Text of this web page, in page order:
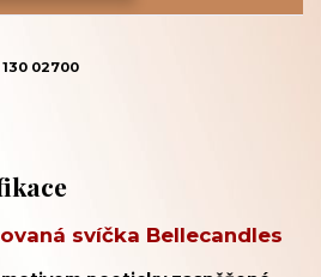
130 02700
svíčka Bellecandles